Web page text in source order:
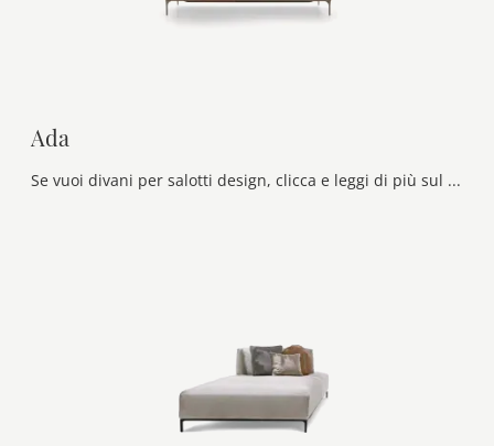
Ada
Se vuoi divani per salotti design, clicca e leggi di più sul modello Ada in tessuto della firma Ditre Italia.